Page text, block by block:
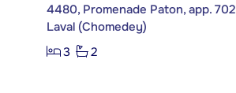
4480, Promenade Paton, app. 702
Laval (Chomedey)
3
2